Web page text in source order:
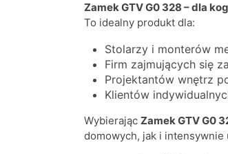
Zamek GTV G0 328 – dla
To idealny produkt dla:
Stolarzy i monterów
Firm zajmujących się
Projektantów wnętrz
Klientów
Wybierając Zamek GTV G0
domowych, jak i